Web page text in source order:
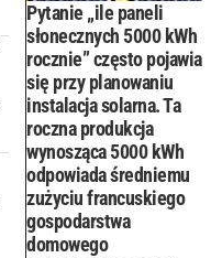
Pytanie „ile paneli
słonecznych 5000 kWh
rocznie” często pojawia
się przy planowaniu
instalacja solarna. Ta
roczna produkcja
wynosząca 5000 kWh
odpowiada średniemu
zużyciu francuskiego
gospodarstwa
domowego